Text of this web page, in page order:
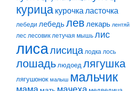
курица курочка ласточка
лебеди лебедьлев лекарь лентяй
лес лесовик летучая мышь лис
лисалисица лодка лось
лошадь людоед лягушка
лягушонок малыш мальчик